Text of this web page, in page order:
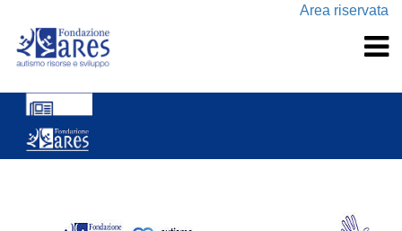
Area riservata